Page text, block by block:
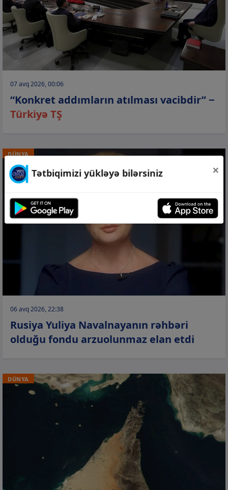
07 avq 2026, 00:06
“Konkret addımların atılması vacibdir” −
Türkiyə TŞ
DÜNYA
06 avq 2026, 22:38
Rusiya Yuliya Navalnayanın rəhbəri
olduğu fondu arzuolunmaz elan etdi
DÜNYA
Tətbiqimizi yükləyə bilərsiniz ×